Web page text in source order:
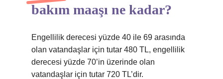
bakım maaşı ne kadar?
Engellilik derecesi yüzde 40 ile 69 arasında
olan vatandaşlar için tutar 480 TL, engellilik
derecesi yüzde 70’in üzerinde olan
vatandaşlar için tutar 720 TL’dir.